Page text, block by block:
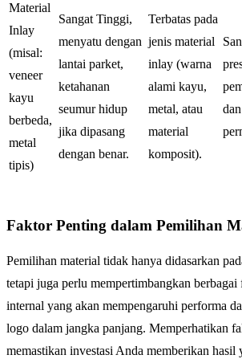
Material
Inlay
(misal:
veneer
kayu
berbeda,
metal
tipis)
Sangat Tinggi,
menyatu dengan
lantai parket,
ketahanan
seumur hidup
jika dipasang
dengan benar.
Terbatas pada
jenis material
inlay (warna
alami kayu,
metal, atau
material
komposit).
Faktor Penting dalam Pemilihan
Pemilihan material tidak hanya didasarkan
tetapi juga perlu mempertimbangkan berbagai
internal yang akan mempengaruhi performa
logo dalam jangka panjang. Memperhatikan
memastikan investasi Anda memberikan hasil